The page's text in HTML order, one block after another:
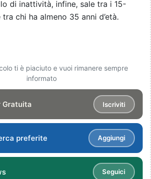
di inattività, infine, sale tra i 15-
chi ha almeno 35 anni d’età.
ti è piaciuto e vuoi rimanere sempre
informato
Gratuita Iscriviti
preferite Aggiungi
Seguici